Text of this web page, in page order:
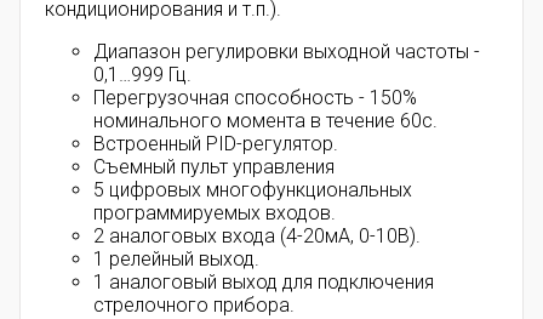
кондиционирования и т.п.).
Диапазон регулировки выходной частоты -
0,1…999 Гц.
Перегрузочная способность - 150%
номинального момента в течение 60с.
Встроенный PID-регулятор.
Съемный пульт управления
5 цифровых многофункциональных
программируемых входов.
2 аналоговых входа (4-20мА, 0-10В).
1 релейный выход.
1 аналоговый выход для подключения
стрелочного прибора.